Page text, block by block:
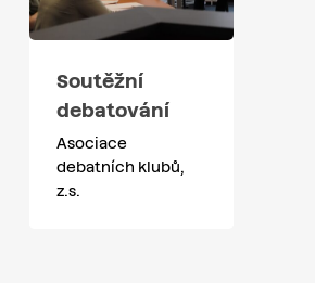
Soutěžní
debatování
Asociace
debatních klubů,
z.s.